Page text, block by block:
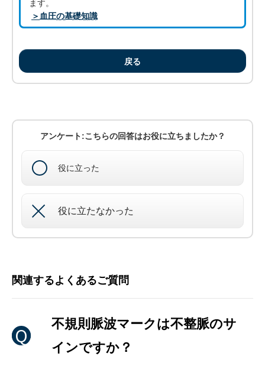
ます。
＞血圧の基礎知識
戻る
アンケート:こちらの回答はお役に立ちましたか？
役に立った
役に立たなかった
関連するよくあるご質問
不規則脈波マークは不整脈のサ
インですか？